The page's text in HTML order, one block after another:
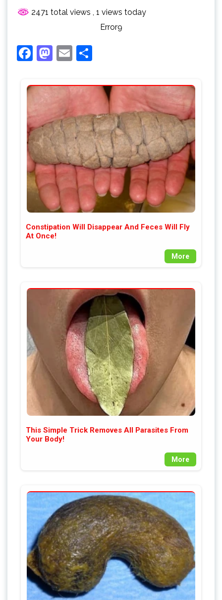
2471 total views , 1 views today
Error9
Facebook
Mastodon
Email
Constipation Will Disappear And Feces Will Fly
At Once!
More
This Simple Trick Removes All Parasites From
Your Body!
More